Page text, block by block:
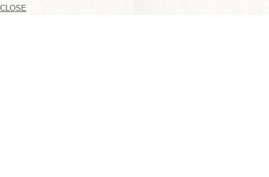
CLOSE